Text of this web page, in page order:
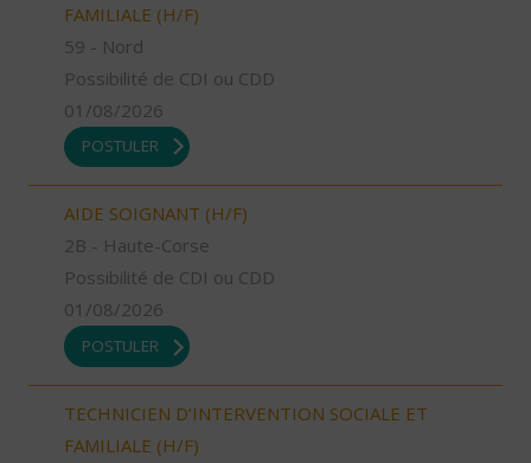
FAMILIALE (H/F)
59 - Nord
Possibilité de CDI ou CDD
01/08/2026
POSTULER
AIDE SOIGNANT (H/F)
2B - Haute-Corse
Possibilité de CDI ou CDD
01/08/2026
POSTULER
TECHNICIEN D’INTERVENTION SOCIALE ET
FAMILIALE (H/F)